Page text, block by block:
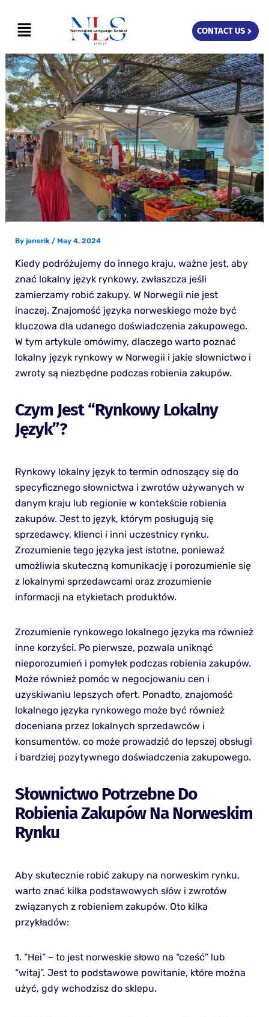
content
Menu CONTACT US
By janerik / May 4, 2024
Kiedy podróżujemy do innego kraju, ważne jest, aby
znać lokalny język rynkowy, zwłaszcza jeśli
zamierzamy robić zakupy. W Norwegii nie jest
inaczej. Znajomość języka norweskiego może być
kluczowa dla udanego doświadczenia zakupowego.
W tym artykule omówimy, dlaczego warto poznać
lokalny język rynkowy w Norwegii i jakie słownictwo i
zwroty są niezbędne podczas robienia zakupów.
Czym Jest “rynkowy Lokalny
Język”?
Rynkowy lokalny język to termin odnoszący się do
specyficznego słownictwa i zwrotów używanych w
danym kraju lub regionie w kontekście robienia
zakupów. Jest to język, którym posługują się
sprzedawcy, klienci i inni uczestnicy rynku.
Zrozumienie tego języka jest istotne, ponieważ
umożliwia skuteczną komunikację i porozumienie się
z lokalnymi sprzedawcami oraz zrozumienie
informacji na etykietach produktów.
Zrozumienie rynkowego lokalnego języka ma również
inne korzyści. Po pierwsze, pozwala uniknąć
nieporozumień i pomyłek podczas robienia zakupów.
Może również pomóc w negocjowaniu cen i
uzyskiwaniu lepszych ofert. Ponadto, znajomość
lokalnego języka rynkowego może być również
doceniana przez lokalnych sprzedawców i
konsumentów, co może prowadzić do lepszej obsługi
i bardziej pozytywnego doświadczenia zakupowego.
Słownictwo Potrzebne Do
Robienia Zakupów Na Norweskim
Rynku
Aby skutecznie robić zakupy na norweskim rynku,
warto znać kilka podstawowych słów i zwrotów
związanych z robieniem zakupów. Oto kilka
przykładów:
1. “Hei” – to jest norweskie słowo na “cześć” lub
“witaj”. Jest to podstawowe powitanie, które można
użyć, gdy wchodzisz do sklepu.